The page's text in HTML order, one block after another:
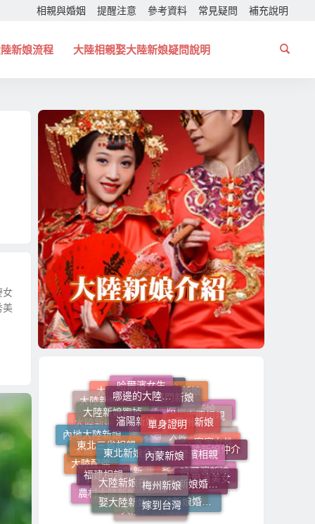
相親與婚姻 提醒注意 參考資料 常見疑問 補充說明
新娘流程 大陸相親娶大陸新娘疑問說明
女
美
大陸新娘資料
未婚的大陸新娘
新疆新娘
大連新娘
大陸新娘婚姻介紹
嫁到台灣
娶大陸新娘費用
農村大陸新娘
梅州相親
待嫁大陸新娘照片
相親
娶大陸新娘
哈爾濱新娘
哈爾濱美女
東北新娘婚姻介紹
梅州新娘
大陸新娘在地直營
福建相親
大陸配偶
大陸相親
年輕未婚的大陸新娘
兩岸婚姻大陸新娘照片
大陸新娘婚姻媒合
客家女性
大陸新娘仲介
哈爾濱相親
內蒙新娘
東北新娘介紹
東北三省相親
內地大陸新娘
大陸新娘
大陸女生
東北新娘婚姻媒合
大陸結婚
哈爾濱新娘介紹
大連相親
泉州新娘
單身證明
瀋陽新娘
大陸新娘跑掉
大陸新娘手續
大陸新娘來台灣
東北新娘
漳州新娘
廈門新娘
哪邊的大陸新娘比較好
哈爾濱女生